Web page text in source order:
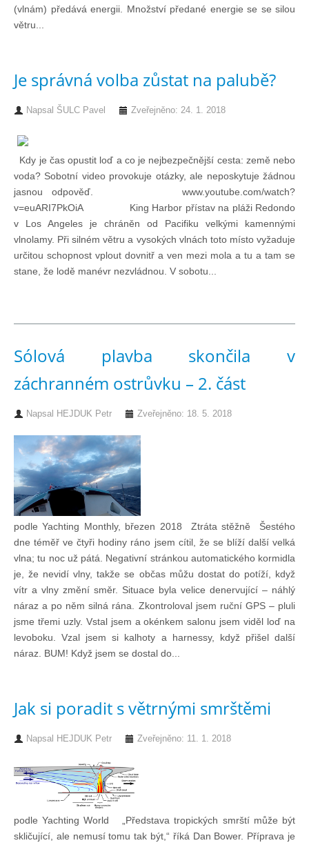
Doklady osob
Lodě - registrace
Rádio (MF, HF, VHF)
Kapitánské zkoušky
Soutěže a závody
Pohár mistrů
Osobnost roku
Mezinárodní pohár
Modrá stuha
Pohárové závody
Kvízy
Technika lodí
Přednášky
O plavbách českých jachtařů
(vlnám) předává energii. Množství předané energie se se silou
větru...
Je správná volba zůstat na palubě?
Napsal ŠULC Pavel Zveřejněno: 24. 1. 2018
Kdy je čas opustit loď a co je nejbezpečnější cesta: země nebo
voda? Sobotní video provokuje otázky, ale neposkytuje žádnou
jasnou odpověď. www.youtube.com/watch?
v=euARI7PkOiA King Harbor přístav na pláži Redondo
v Los Angeles je chráněn od Pacifiku velkými kamennými
vlnolamy. Při silném větru a vysokých vlnách toto místo vyžaduje
určitou schopnost vplout dovnitř a ven mezi mola a tu a tam se
stane, že lodě manévr nezvládnou. V sobotu...
Sólová plavba skončila v
záchranném ostrůvku – 2. část
Napsal HEJDUK Petr Zveřejněno: 18. 5. 2018
podle Yachting Monthly, březen 2018 Ztráta stěžně Šestého
dne téměř ve čtyři hodiny ráno jsem cítil, že se blíží další velká
vlna; tu noc už pátá. Negativní stránkou automatického kormidla
je, že nevidí vlny, takže se občas můžu dostat do potíží, když
vítr a vlny změní směr. Situace byla velice denervující – náhlý
náraz a po něm silná rána. Zkontroloval jsem ruční GPS – pluli
jsme třemi uzly. Vstal jsem a okénkem salonu jsem viděl loď na
levoboku. Vzal jsem si kalhoty a harnessy, když přišel další
náraz. BUM! Když jsem se dostal do...
Jak si poradit s větrnými smrštěmi
Napsal HEJDUK Petr Zveřejněno: 11. 1. 2018
podle Yachting World „Představa tropických smrští může být
skličující, ale nemusí tomu tak být,“ říká Dan Bower. Příprava je